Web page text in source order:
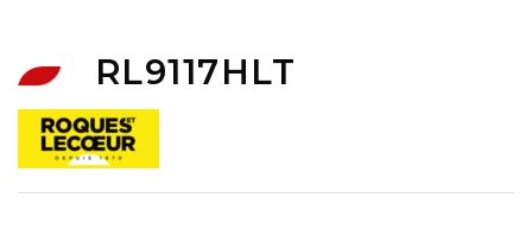
RL9117HLT